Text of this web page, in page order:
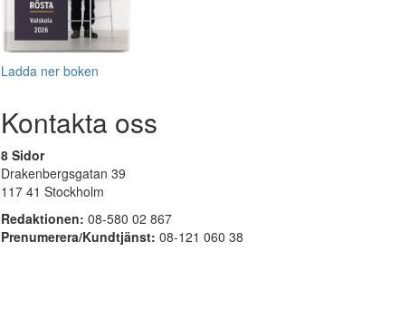
Ladda ner boken
Kontakta oss
8 Sidor
Drakenbergsgatan 39
117 41 Stockholm
Redaktionen: 08-580 02 867
Prenumerera/Kundtjänst: 08-121 060 38